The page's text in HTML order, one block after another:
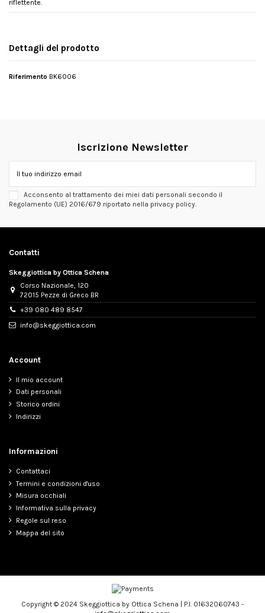
riflettente.
Dettagli del prodotto
Riferimento BK6006
Iscrizione Newsletter
Acconsento al trattamento dei miei dati personali secondo il
Regolamento (UE) 2016/679 riportato nella privacy policy.
Contatti
Skeggiottica by Ottica Schena
Corso Nazionale, 120
72015 Pezze di Greco BR
+39 080 489 8547
info@skeggiottica.com
Account
Il mio account
Dati personali
Storico ordini
Indirizzi
Informazioni
Contattaci
Termini e condizioni d'uso
Misura occhiali
Informativa sulla privacy
Regole sul reso
Mappa del sito
Copyright © 2024 Skeggiottica by Ottica Schena | P.I. 01632060743 -